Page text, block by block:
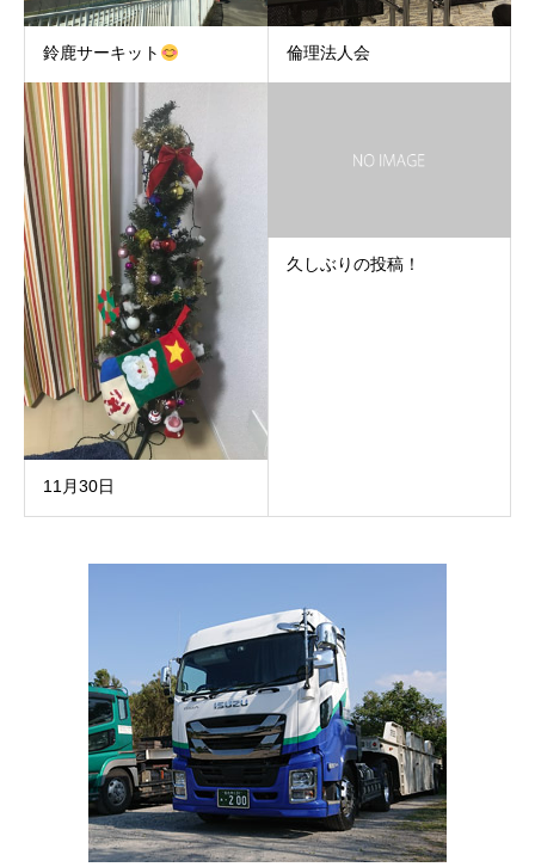
鈴鹿サーキット 倫理法人会
11月30日
久しぶりの投稿！